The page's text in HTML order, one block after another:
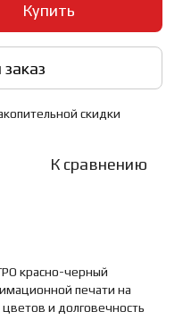
Купить
скидки
К сравнению
красно-черный
печати на
цветов и долговечность